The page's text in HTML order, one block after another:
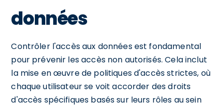
données
Contrôler l'accès aux données est fondamental
pour prévenir les accès non autorisés. Cela inclut
la mise en œuvre de politiques d'accès strictes, où
chaque utilisateur se voit accorder des droits
d'accès spécifiques basés sur leurs rôles au sein